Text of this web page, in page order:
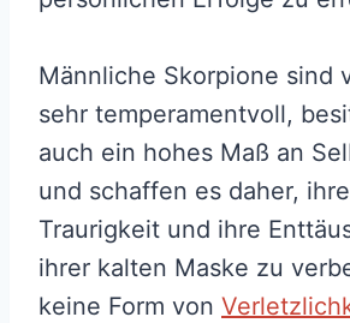
Männliche Skorpione sind
sehr temperamentvoll,
auch ein hohes Maß an
und schaffen es daher,
Traurigkeit und ihre
ihrer kalten Maske zu
keine Form von